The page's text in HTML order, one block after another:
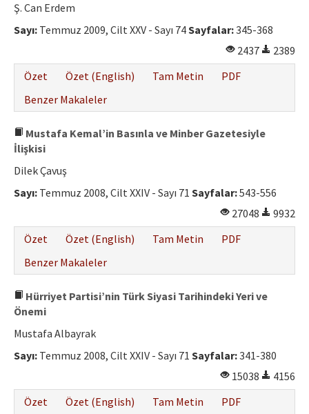
Ş. Can Erdem
Sayı: Temmuz 2009, Cilt XXV - Sayı 74Sayfalar:345-368
2437
2389
Özet
Özet (English) Tam Metin
PDF
Benzer Makaleler
Mustafa Kemal’in Basınla ve Minber Gazetesiyle
İlişkisi
Dilek Çavuş
Sayı: Temmuz 2008, Cilt XXIV - Sayı 71 Sayfalar:543-556
27048
9932
Özet
Özet (English) Tam Metin
PDF
Benzer Makaleler
Hürriyet Partisi’nin Türk Siyasi Tarihindeki Yeri ve
Önemi
Mustafa Albayrak
Sayı: Temmuz 2008, Cilt XXIV - Sayı 71 Sayfalar:341-380
15038
4156
Özet
Özet (English) Tam Metin PDF